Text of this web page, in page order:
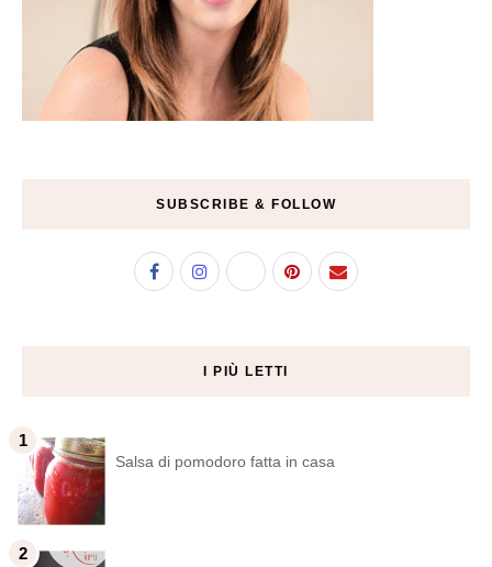
SUBSCRIBE & FOLLOW
I PIÙ LETTI
Salsa di pomodoro fatta in casa